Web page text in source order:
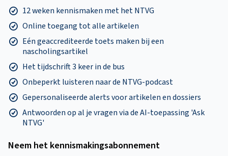
12 weken kennismaken met het NTVG
Online toegang tot alle artikelen
Eén geaccrediteerde toets maken bij een
nascholingsartikel
Het tijdschrift 3 keer in de bus
Onbeperkt luisteren naar de NTVG-podcast
Gepersonaliseerde alerts voor artikelen en dossiers
Antwoorden op al je vragen via de AI-toepassing 'Ask
NTVG'
Neem het kennismakings­abonnement